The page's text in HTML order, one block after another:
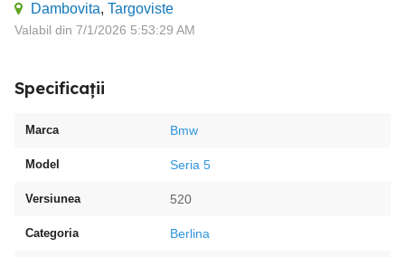
Dambovita, Targoviste
Valabil din 7/1/2026 5:53:29 AM
Specificații
Marca Bmw
Model Seria 5
Versiunea 520
Categoria Berlina